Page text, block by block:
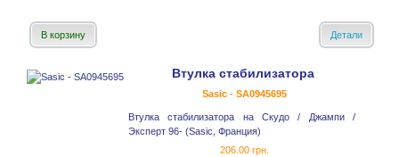
В корзину Детали
Втулка стабилизатора
Sasic - SA0945695
Втулка стабилизатора на Скудо / Джампи /
Эксперт 96- (Sasic, Франция)
206.00 грн.